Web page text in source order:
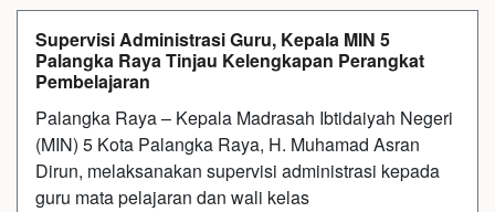
Supervisi Administrasi Guru, Kepala MIN 5
Palangka Raya Tinjau Kelengkapan Perangkat
Pembelajaran
Palangka Raya – Kepala Madrasah Ibtidaiyah Negeri
(MIN) 5 Kota Palangka Raya, H. Muhamad Asran
Dirun, melaksanakan supervisi administrasi kepada
guru mata pelajaran dan wali kelas